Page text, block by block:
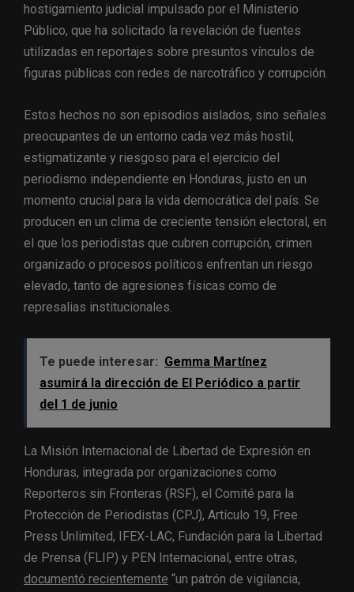
hostigamiento judicial impulsado por el Ministerio
Público, que ha solicitado la revelación de fuentes
utilizadas en reportajes sobre presuntos vínculos de
figuras públicas con redes de narcotráfico y corrupción.
Estos hechos no son episodios aislados, sino señales
preocupantes de un entorno cada vez más hostil,
estigmatizante y riesgoso para el ejercicio del
periodismo independiente en Honduras, justo en un
momento crucial para la vida democrática del país. Se
producen en un clima de creciente tensión electoral, en
el que los periodistas que cubren corrupción, crimen
organizado o procesos políticos enfrentan un riesgo
elevado, tanto de agresiones físicas como de
represalias institucionales.
Te puede interesar: Gemma Martínez
asumirá la dirección de El Periódico a partir
del 1 de junio
La Misión Internacional de Libertad de Expresión en
Honduras, integrada por organizaciones como
Reporteros sin Fronteras (RSF), el Comité para la
Protección de Periodistas (CPJ), Artículo 19, Free
Press Unlimited, IFEX-LAC, Fundación para la Libertad
de Prensa (FLIP) y PEN Internacional, entre otras,
documentó recientemente “un patrón de vigilancia,